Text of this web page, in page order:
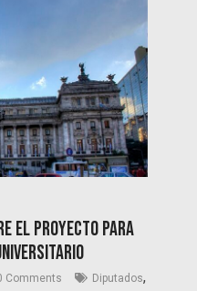
el proyecto para
Comments Diputados,